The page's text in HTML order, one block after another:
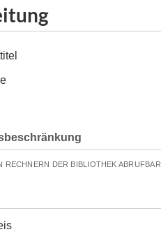
RECHNERN DER BIBLIOTHEK ABRUFBAR